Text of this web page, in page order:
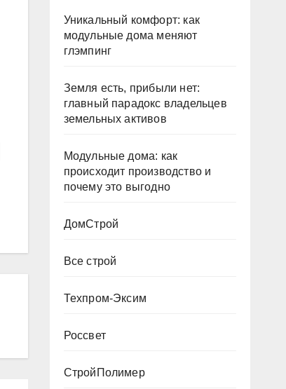
Уникальный комфорт: как
модульные дома меняют
глэмпинг
Земля есть, прибыли нет:
главный парадокс владельцев
земельных активов
Модульные дома: как
происходит производство и
почему это выгодно
ДомСтрой
Все строй
Техпром-Эксим
Россвет
СтройПолимер